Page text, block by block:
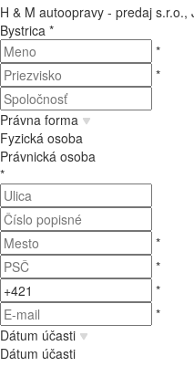
H & M autoopravy - predaj
Bystrica *
*
*
Právna forma
Fyzická osoba
Právnická osoba
*
*
*
*
*
Dátum účasti
Dátum účasti